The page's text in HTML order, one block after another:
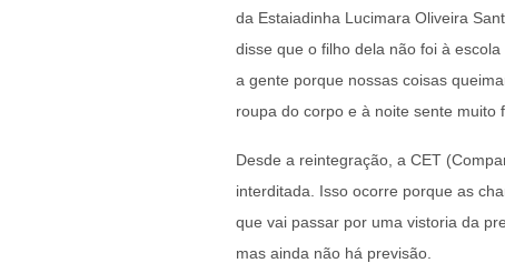
da Estaiadinha Lucimara Oliveira
disse que o filho dela não foi à
a gente porque nossas coisas
roupa do corpo e à noite sente muito
Desde a reintegração, a CET
interditada. Isso ocorre porque as
que vai passar por uma vistoria da
mas ainda não há previsão.